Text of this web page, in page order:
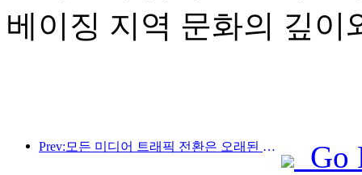
베이징 지역 문화의 깊이
Prev:모든 미디어 트래픽 전환은 오래된 매장에 활력을 불어넣고 '제로 램프업'의 새로운 모델을 만듭니다.
Go